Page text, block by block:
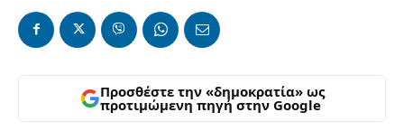
Προσθέστε την «δημοκρατία» ως
προτιμώμενη πηγή στην Google